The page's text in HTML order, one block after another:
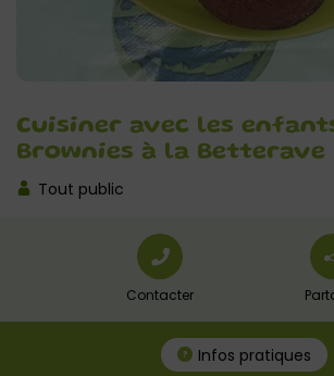
Cuisiner avec les
Brownies à la Betterave
Tout public
Contacter
Infos pratiques